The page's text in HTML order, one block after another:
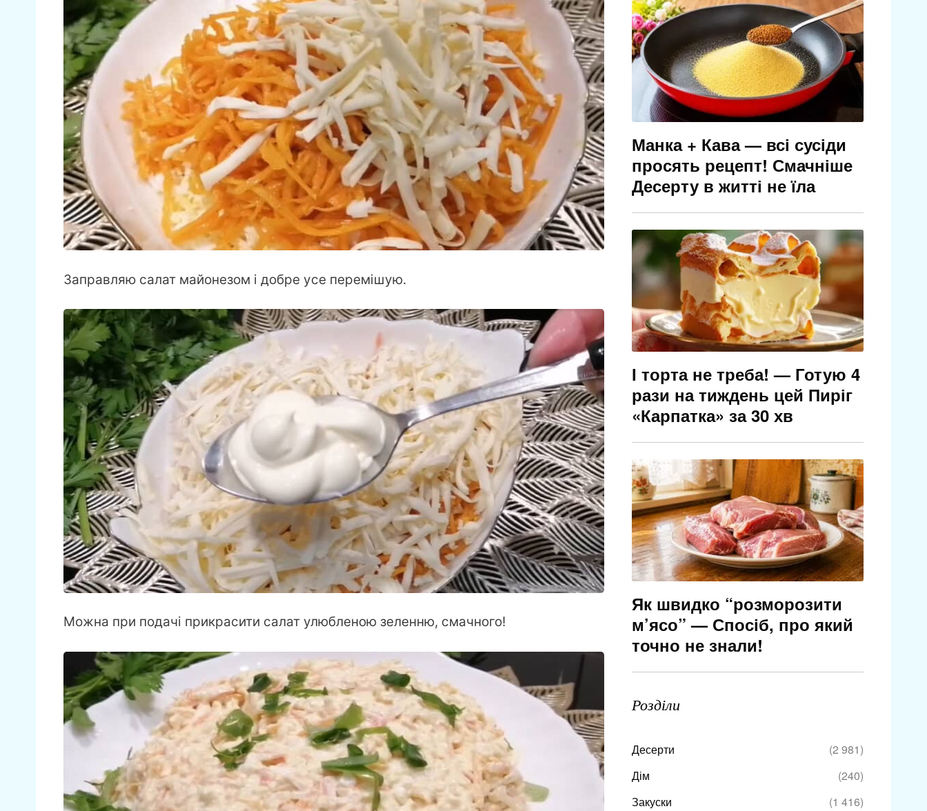
Заправляю салат майонезом і добре усе перемішую.
Можна при подачі прикрасити салат улюбленою зеленню, смачного!
Манка + Кава — всі сусіди
просять рецепт! Смачніше
Десерту в житті не їла
І торта не треба! — Готую 4
рази на тиждень цей Пиріг
«Карпатка» за 30 хв
Як швидко “розморозити
м’ясо” — Спосіб, про який
точно не знали!
Розділи
Десерти
(2 981)
Дім
(240)
Закуски
(1 416)